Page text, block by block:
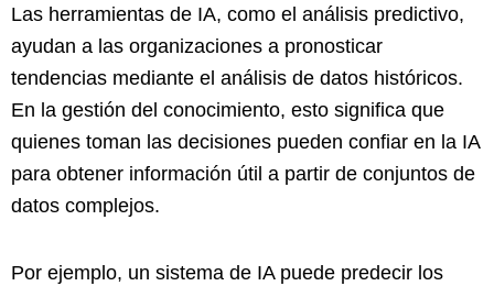
Las herramientas de IA, como el análisis predictivo,
ayudan a las organizaciones a pronosticar
tendencias mediante el análisis de datos históricos.
En la gestión del conocimiento, esto significa que
quienes toman las decisiones pueden confiar en la IA
para obtener información útil a partir de conjuntos de
datos complejos.
Por ejemplo, un sistema de IA puede predecir los